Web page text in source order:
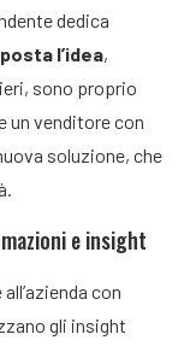
dedica
l’idea,
sono proprio
un venditore con
soluzione, che
e insight
con
gli insight